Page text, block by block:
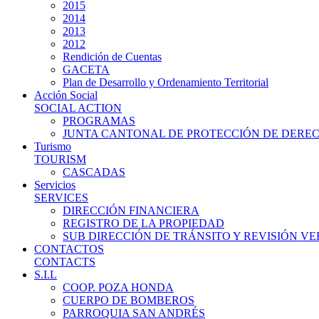
2015
2014
2013
2012
Rendición de Cuentas
GACETA
Plan de Desarrollo y Ordenamiento Territorial
Acción Social
SOCIAL ACTION
PROGRAMAS
JUNTA CANTONAL DE PROTECCIÓN DE
Turismo
TOURISM
CASCADAS
Servicios
SERVICES
DIRECCIÓN FINANCIERA
REGISTRO DE LA PROPIEDAD
SUB DIRECCIÓN DE TRÁNSITO Y REVISIÓN
CONTACTOS
CONTACTS
S.I.L
COOP. POZA HONDA
CUERPO DE BOMBEROS
PARROQUIA SAN ANDRÉS